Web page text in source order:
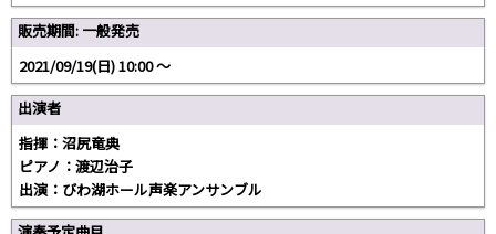
販売期間: 一般発売
2021/09/19(日) 10:00 〜
出演者
指揮：沼尻竜典
ピアノ：渡辺治子
出演：びわ湖ホール声楽アンサンブル